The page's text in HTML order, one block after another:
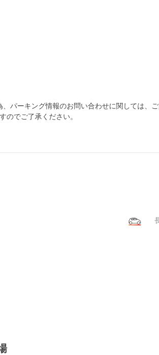
パーキング情報のお問い合わせに関しては、
のでご了承ください。